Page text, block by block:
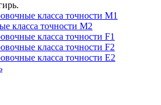
класса точности M1
класса точности M2
класса точности F1
класса точности F2
класса точности E2